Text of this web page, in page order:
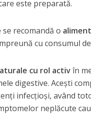
este preparată.
recomandă o
cu consumul
cu rol activîn
digestive. Aceşti
infecţioşi, având
neplăcute